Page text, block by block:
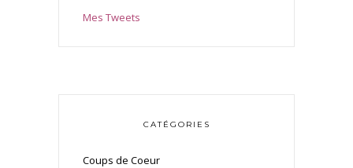
Mes Tweets
CATÉGORIES
Coups de Coeur